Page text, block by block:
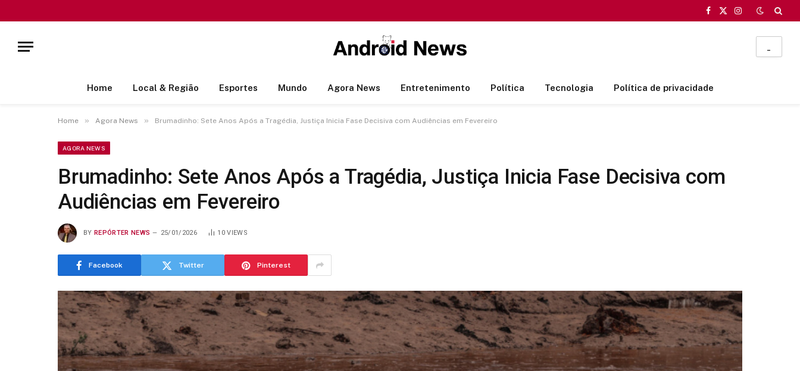
Facebook
X
Instagram
Home Local & Região Esportes Mundo Agora News Entretenimento Política Tecnologia Política de privacidade
Home » Agora News » Brumadinho: Sete Anos Após a Tragédia, Justiça Inicia Fase Decisiva com Audiências em Fevereiro
AGORA NEWS
Brumadinho: Sete Anos Após a Tragédia, Justiça Inicia Fase Decisiva com
Audiências em Fevereiro
BY REPÓRTER NEWS 25/01/2026 10VIEWS
Facebook Twitter Pinterest